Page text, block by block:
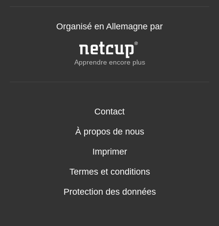
Organisé en Allemagne par
Apprendre encore plus
Contact
À propos de nous
Imprimer
Termes et conditions
Protection des données